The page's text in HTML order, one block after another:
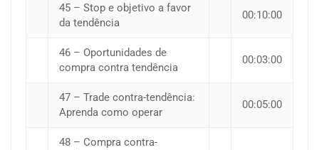
45 – Stop e objetivo a favor
da tendência
00:10:00
46 – Oportunidades de
compra contra tendência
00:03:00
47 – Trade contra-tendência:
Aprenda como operar
00:05:00
48 – Compra contra-